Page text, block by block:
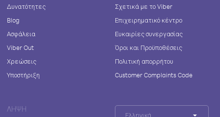
Δυνατότητες
Blog
Ασφάλεια
Viber Out
Χρεώσεις
Υποστήριξη
Σχετικά με το Viber
Επιχειρηματικό κέντρο
Ευκαιρίες συνεργασίας
Όροι και Προϋποθέσεις
Πολιτική απορρήτου
Customer Complaints Code
ΛΉΨΗ
Ελληνικά